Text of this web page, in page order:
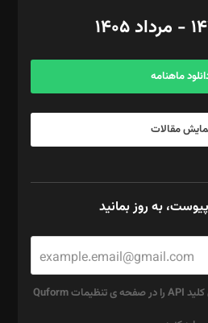
ماهنامه
مقالات
به روز بمانید
برای استفاده از ریکپچا بایستی کلید API را در صفحه ی تنظیمات Quform